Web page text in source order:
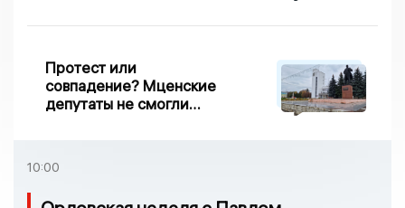
Протест или
совпадение? Мценские
депутаты не смогли
10:00